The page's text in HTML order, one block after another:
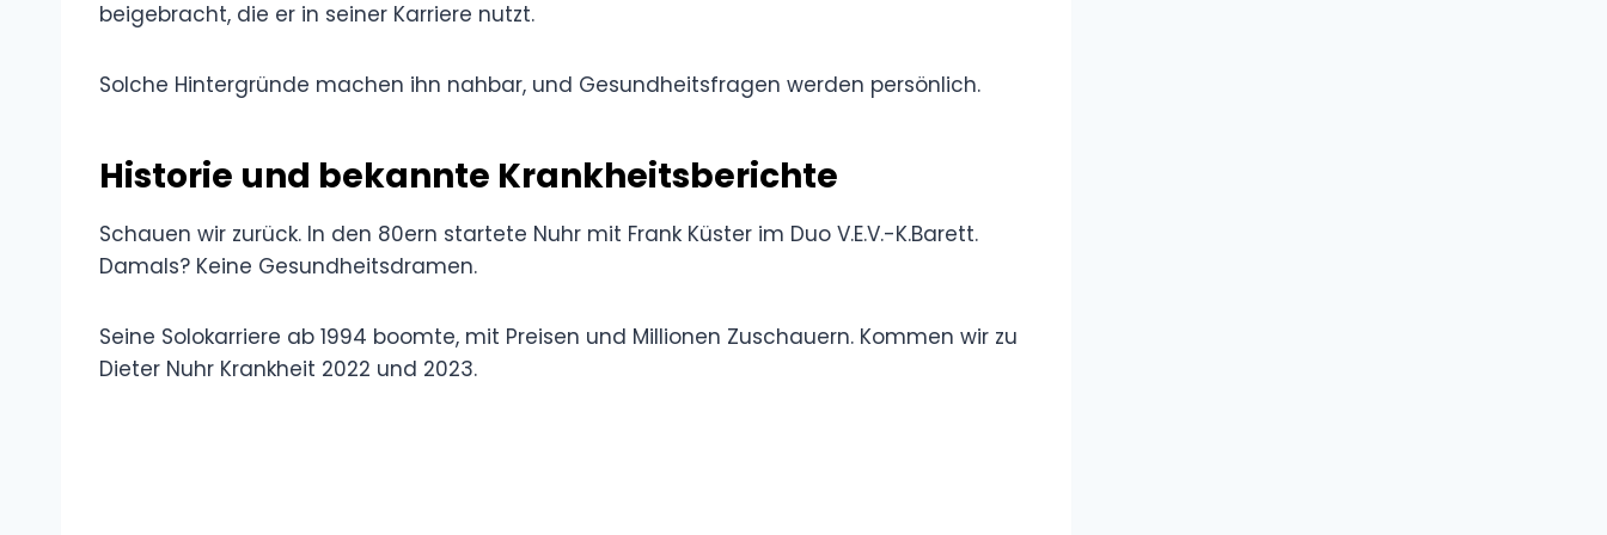
beigebracht, die er in seiner Karriere nutzt.
Solche Hintergründe machen ihn nahbar, und Gesundheitsfragen werden persönlich.
Historie und bekannte Krankheitsberichte
Schauen wir zurück. In den 80ern startete Nuhr mit Frank Küster im Duo V.E.V.-K.Barett.
Damals? Keine Gesundheitsdramen.
Seine Solokarriere ab 1994 boomte, mit Preisen und Millionen Zuschauern. Kommen wir zu
Dieter Nuhr Krankheit 2022 und 2023.